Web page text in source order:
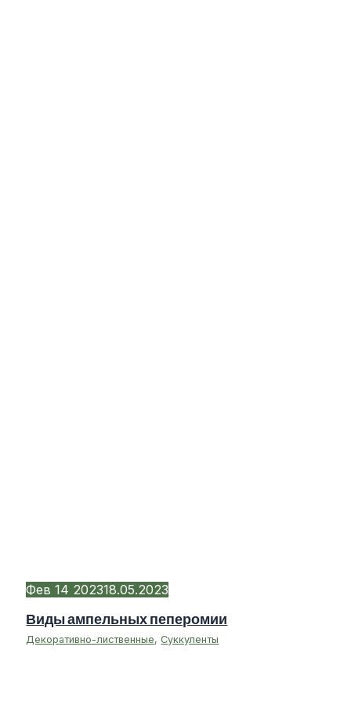
Фев 14 202318.05.2023
Виды ампельных пеперомии
Декоративно-лиственные,Суккуленты